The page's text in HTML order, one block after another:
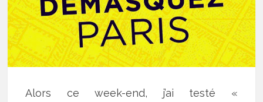
Alors ce week-end, j’ai testé «